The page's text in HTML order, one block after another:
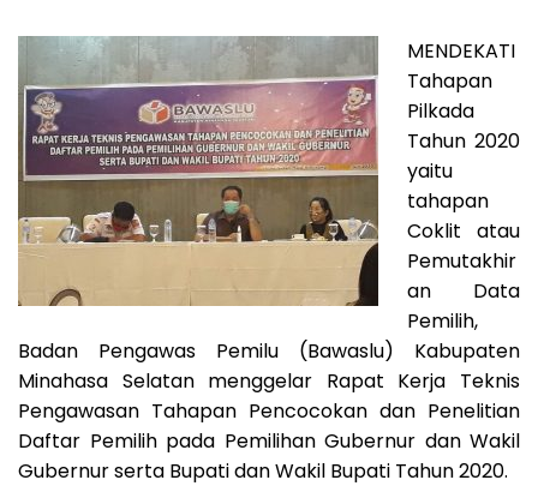
MENDEKATI
Tahapan
Pilkada
Tahun 2020
yaitu
tahapan
Coklit atau
Pemutakhir
an Data
Pemilih,
Badan Pengawas Pemilu (Bawaslu) Kabupaten
Minahasa Selatan menggelar Rapat Kerja Teknis
Pengawasan Tahapan Pencocokan dan Penelitian
Daftar Pemilih pada Pemilihan Gubernur dan Wakil
Gubernur serta Bupati dan Wakil Bupati Tahun 2020.